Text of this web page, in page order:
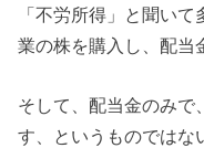
「不労所得」と聞い
業の株を購入し、配当
そして、配当金のみで
す、というものではな